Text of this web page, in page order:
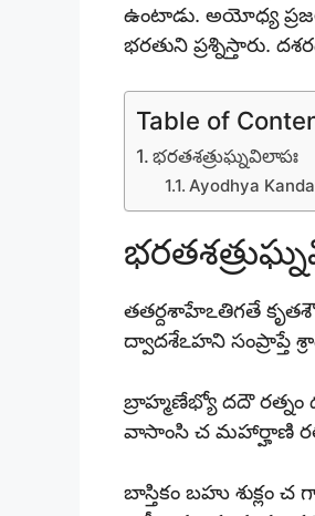
ఉంటాడు. అయోధ్య
భరతుని ప్రశ్నిస్తారు.
Table of
భరతశత్రుఘ్నవిలాపః
Ayodhya
తతర్దశాహేఽతిగతే
ద్వాదశేఽహని సంప్రాప్తే
బ్రాహ్మణేభ్యో దదౌ రత్నం
వాసాంసి చ మహార్హాణి
బాస్తికం బహు శుక్లం చ